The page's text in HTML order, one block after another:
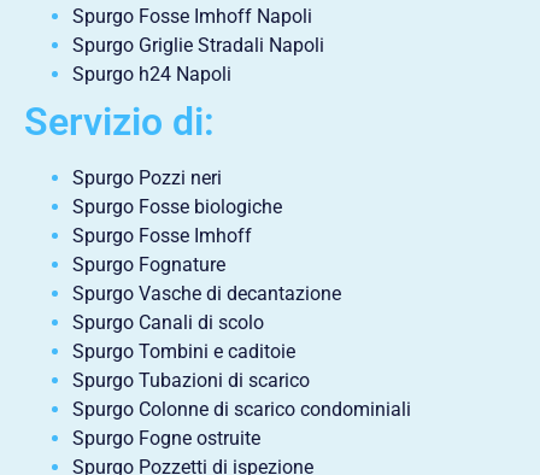
Spurgo Fosse Imhoff Napoli
Spurgo Griglie Stradali Napoli
Spurgo h24 Napoli
Servizio di:
Spurgo Pozzi neri
Spurgo Fosse biologiche
Spurgo Fosse Imhoff
Spurgo Fognature
Spurgo Vasche di decantazione
Spurgo Canali di scolo
Spurgo Tombini e caditoie
Spurgo Tubazioni di scarico
Spurgo Colonne di scarico condominiali
Spurgo Fogne ostruite
Spurgo Pozzetti di ispezione